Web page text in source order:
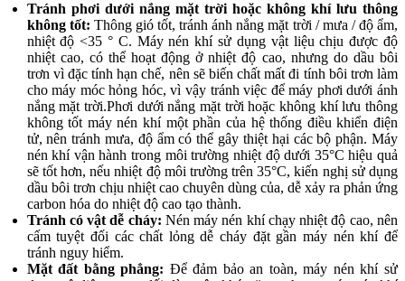
Tránh phơi dưới nắng mặt trời hoặc không khí lưu thông
không tốt: Thông gió tốt, tránh ánh nắng mặt trời / mưa / độ ẩm,
nhiệt độ <35 ° C. Máy nén khí sử dụng vật liệu chịu được độ
nhiệt cao, có thể hoạt động ở nhiệt độ cao, nhưng do dầu bôi
trơn vì đặc tính hạn chế, nên sẽ biến chất mất đi tính bôi trơn làm
cho máy móc hỏng hóc, vì vậy tránh việc để máy phơi dưới ánh
nắng mặt trời.Phơi dưới nắng mặt trời hoặc không khí lưu thông
không tốt máy nén khí một phần của hệ thống điều khiển điện
tử, nên tránh mưa, độ ẩm có thể gây thiệt hại các bộ phận. Máy
nén khí vận hành trong môi trường nhiệt độ dưới 35°C hiệu quả
sẽ tốt hơn, nếu nhiệt độ môi trường trên 35°C, kiến nghị sử dụng
dầu bôi trơn chịu nhiệt cao chuyên dùng của, dễ xảy ra phản ứng
carbon hóa do nhiệt độ cao tạo thành.
Tránh có vật dễ cháy: Nén máy nén khí chạy nhiệt độ cao, nên
cấm tuyệt đối các chất lỏng dễ cháy đặt gần máy nén khí để
tránh nguy hiểm.
Mặt đất bằng phẳng: Để đảm bảo an toàn, máy nén khí sử